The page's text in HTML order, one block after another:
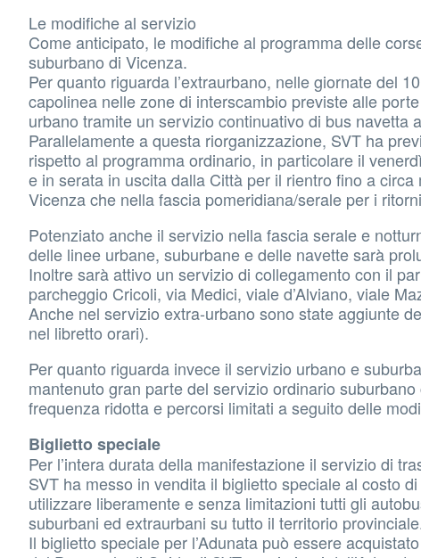
Le modifiche al servizio
Come anticipato, le modifiche al programma delle
suburbano di Vicenza.
Per quanto riguarda l’extraurbano, nelle giornate del
capolinea nelle zone di interscambio previste alle
urbano tramite un servizio continuativo di bus navetta
Parallelamente a questa riorganizzazione, SVT ha
rispetto al programma ordinario, in particolare il
e in serata in uscita dalla Città per il rientro fino a
Vicenza che nella fascia pomeridiana/serale per i
Potenziato anche il servizio nella fascia serale e
delle linee urbane, suburbane e delle navette sarà
Inoltre sarà attivo un servizio di collegamento con il
parcheggio Cricoli, via Medici, viale d’Alviano, viale
Anche nel servizio extra-urbano sono state aggiunte
nel libretto orari).
Per quanto riguarda invece il servizio urbano e
mantenuto gran parte del servizio ordinario
frequenza ridotta e percorsi limitati a seguito delle
Biglietto speciale
Per l’intera durata della manifestazione il servizio di
SVT ha messo in vendita il biglietto speciale al costo
utilizzare liberamente e senza limitazioni tutti gli
suburbani ed extraurbani su tutto il territorio
Il biglietto speciale per l’Adunata può essere